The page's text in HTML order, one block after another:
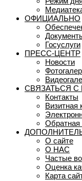
ОФИЦИАЛЬНО
Госуслуги
ПРЕСС-ЦЕНТР
Новости
СВЯЗАТЬСЯ С
Контакты
Визитная
Обратная
О сайте
О НАС
Частые
Оценка
Карта